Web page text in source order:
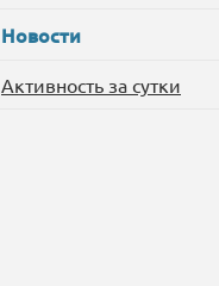
Новости
Активность за сутки